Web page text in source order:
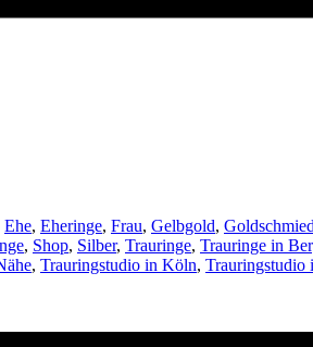
Ehe, Eheringe, Frau, Gelbgold, Goldschmied
, Shop, Silber, Trauringe, Trauringe in
, Trauringstudio in Köln, Trauringstudio